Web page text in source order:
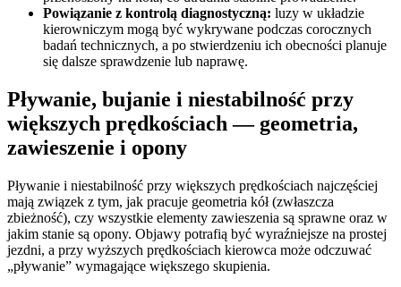
Powiązanie z kontrolą diagnostyczną: luzy w układzie
kierowniczym mogą być wykrywane podczas corocznych
badań technicznych, a po stwierdzeniu ich obecności planuje
się dalsze sprawdzenie lub naprawę.
Pływanie, bujanie i niestabilność przy
większych prędkościach — geometria,
zawieszenie i opony
Pływanie i niestabilność przy większych prędkościach najczęściej
mają związek z tym, jak pracuje geometria kół (zwłaszcza
zbieżność), czy wszystkie elementy zawieszenia są sprawne oraz w
jakim stanie są opony. Objawy potrafią być wyraźniejsze na prostej
jezdni, a przy wyższych prędkościach kierowca może odczuwać
„pływanie” wymagające większego skupienia.